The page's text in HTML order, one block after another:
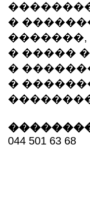
�
�������,
� �����
�
�
044 501 63 68